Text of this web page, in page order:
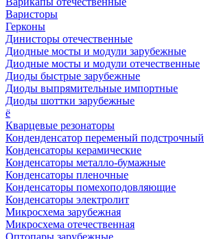
Варисторы
Герконы
Динисторы отечественные
Диодные мосты и модули зарубежные
Диодные мосты и модули отечественные
Диоды быстрые зарубежные
Диоды выпрямительные импортные
Диоды шоттки зарубежные
ё
Кварцевые резонаторы
Конденденсатор переменый подстрочный
Конденсаторы керамические
Конденсаторы металло-бумажные
Конденсаторы пленочные
Конденсаторы помехоподовляющие
Конденсаторы электролит
Микросхема зарубежная
Микросхема отечественная
Оптопары зарубежные